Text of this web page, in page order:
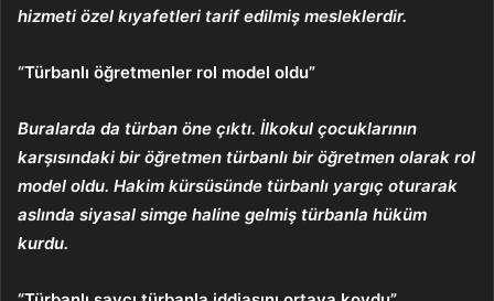
hizmeti özel kıyafetleri tarif edilmiş mesleklerdir.
“Türbanlı öğretmenler rol model oldu”
Buralarda da türban öne çıktı. İlkokul çocuklarının
karşısındaki bir öğretmen türbanlı bir öğretmen olarak rol
model oldu. Hakim kürsüsünde türbanlı yargıç oturarak
aslında siyasal simge haline gelmiş türbanla hüküm
kurdu.